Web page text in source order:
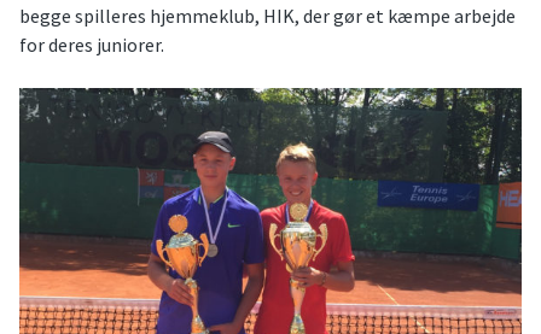
begge spilleres hjemmeklub, HIK, der gør et kæmpe arbejde
for deres juniorer.